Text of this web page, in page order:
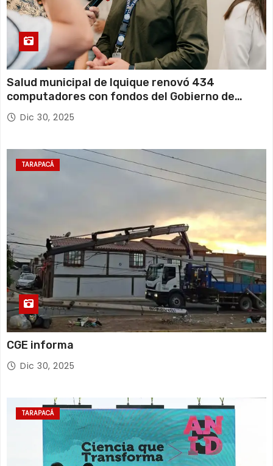
Salud municipal de Iquique renovó 434
computadores con fondos del Gobierno de
Tarapacá
Dic 30, 2025
TARAPACÁ
CGE informa
Dic 30, 2025
TARAPACÁ